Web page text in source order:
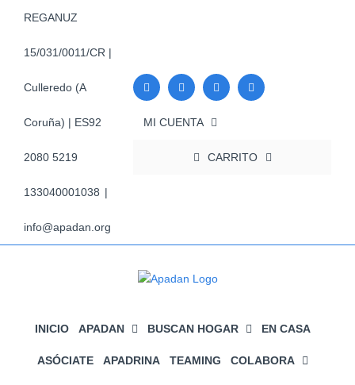
REGANUZ
15/031/0011/CR |
Culleredo (A
Coruña) | ES92
2080 5219
133040001038 |
info@apadan.org
MI CUENTA
CARRITO
INICIO APADAN BUSCAN HOGAR EN CASA
ASÓCIATE APADRINA TEAMING COLABORA